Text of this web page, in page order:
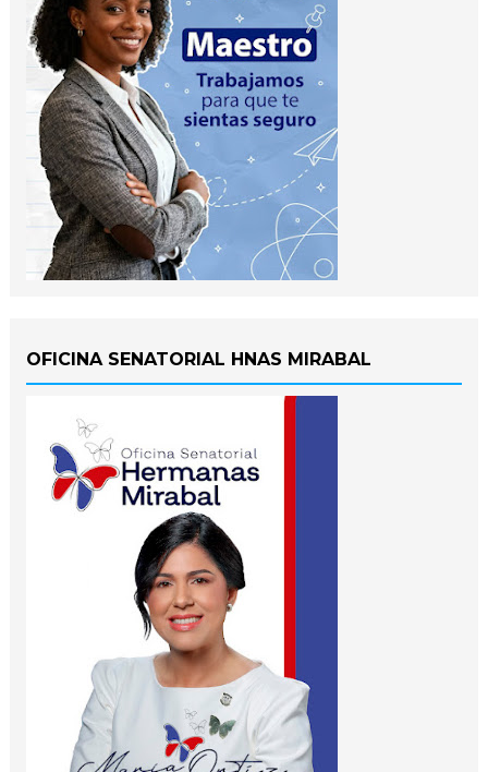
OFICINA SENATORIAL HNAS MIRABAL